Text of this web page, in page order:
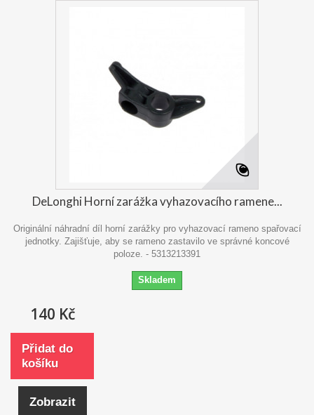
DeLonghi Horní zarážka vyhazovacího ramene...
Originální náhradní díl horní zarážky pro vyhazovací rameno spařovací
jednotky. Zajišťuje, aby se rameno zastavilo ve správné koncové
poloze. - 5313213391
Skladem
140 Kč
Přidat do
košíku
Zobrazit